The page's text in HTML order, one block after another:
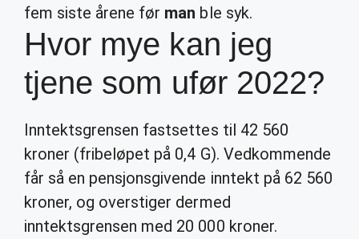
fem siste årene før man ble syk.
Hvor mye kan jeg
tjene som ufør 2022?
Inntektsgrensen fastsettes til 42 560
kroner (fribeløpet på 0,4 G). Vedkommende
får så en pensjonsgivende inntekt på 62 560
kroner, og overstiger dermed
inntektsgrensen med 20 000 kroner.